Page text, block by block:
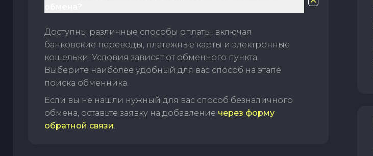
Доступны различные способы оплаты, включая
банковские переводы, платежные карты и электронные
кошельки. Условия зависят от обменного пункта.
Выберите наиболее удобный для вас способ на этапе
поиска обменника.
Если вы не нашли нужный для вас способ безналичного
обмена, оставьте заявку на добавление через форму
обратной связи.